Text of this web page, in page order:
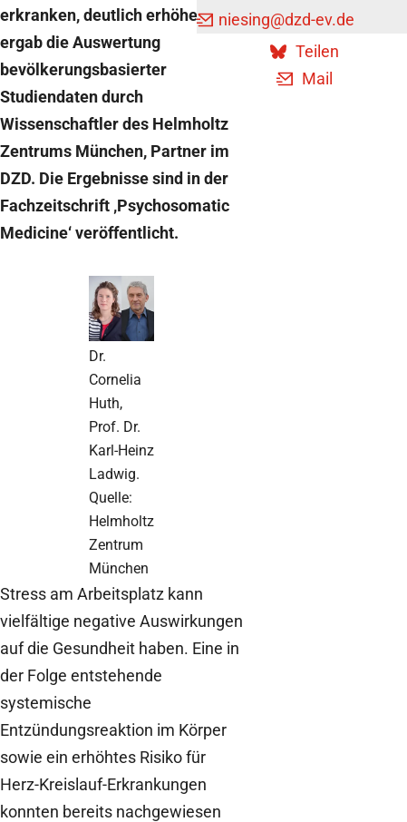
erkranken, deutlich erhöhen. Das
ergab die Auswertung
bevölkerungsbasierter
Studiendaten durch
Wissenschaftler des Helmholtz
Zentrums München, Partner im
DZD. Die Ergebnisse sind in der
Fachzeitschrift ‚Psychosomatic
Medicine‘ veröffentlicht.
Dr.
Cornelia
Huth,
Prof. Dr.
Karl-Heinz
Ladwig.
Quelle:
Helmholtz
Zentrum
München
Stress am Arbeitsplatz kann
vielfältige negative Auswirkungen
auf die Gesundheit haben. Eine in
der Folge entstehende
systemische
Entzündungsreaktion im Körper
sowie ein erhöhtes Risiko für
Herz-Kreislauf-Erkrankungen
konnten bereits nachgewiesen
Teilen
Teilen
Mail
niesing@dzd-ev.de